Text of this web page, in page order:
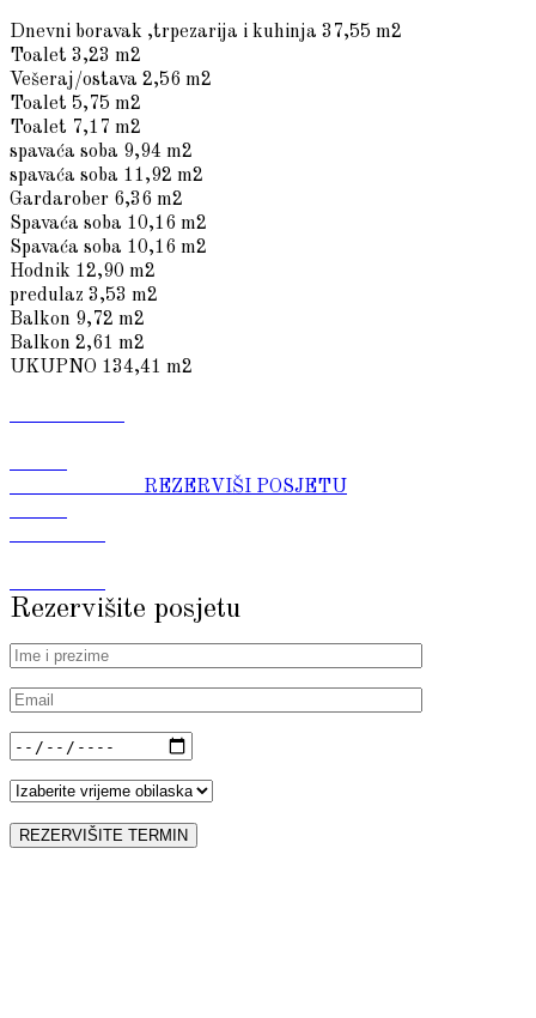
Dnevni boravak ,trpezarija i kuhinja 37,55 m2
Toalet 3,23 m2
Vešeraj/ostava 2,56 m2
Toalet 5,75 m2
Toalet 7,17 m2
spavaća soba 9,94 m2
spavaća soba 11,92 m2
Gardarober 6,36 m2
Spavaća soba 10,16 m2
Spavaća soba 10,16 m2
Hodnik 12,90 m2
predulaz 3,53 m2
Balkon 9,72 m2
Balkon 2,61 m2
UKUPNO 134,41 m2
REZERVIŠI POSJETU
Rezervišite posjetu